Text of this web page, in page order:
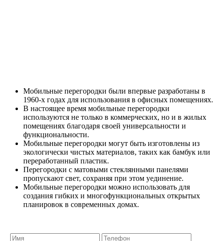
Мобильные перегородки были впервые разработаны в
1960-х годах для использования в офисных помещениях.
В настоящее время мобильные перегородки
используются не только в коммерческих, но и в жилых
помещениях благодаря своей универсальности и
функциональности.
Мобильные перегородки могут быть изготовлены из
экологически чистых материалов, таких как бамбук или
переработанный пластик.
Перегородки с матовыми стеклянными панелями
пропускают свет, сохраняя при этом уединение.
Мобильные перегородки можно использовать для
создания гибких и многофункциональных открытых
планировок в современных домах.